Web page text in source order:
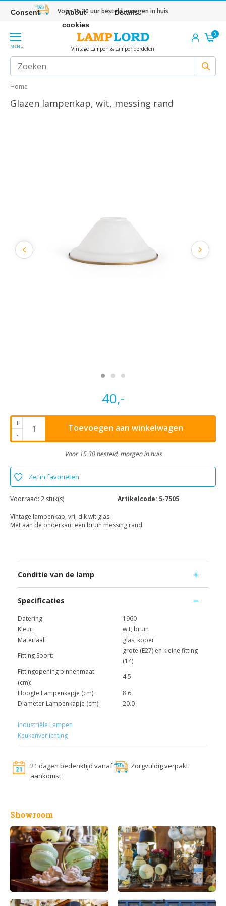
Voor 15.30 uur besteld, morgen in huis
MENU Vintage Lampen & Lamponderdelen
0
Home
Glazen lampenkap, wit, messing rand
40,-
+
-
Toevoegen aan winkelwagen
Voor 15.30 besteld, morgen in huis
Zet in favorieten
Voorraad: 2 stuk(s) Artikelcode: 5-7505
Vintage lampenkap, vrij dik wit glas.
Met aan de onderkant een bruin messing rand.
Conditie van de lamp
Specificaties
Datering:
1960
Kleur:
wit, bruin
Materiaal:
glas, koper
Fitting Soort:
grote (E27) en kleine fitting
(14)
Fittingopening binnenmaat
(cm):
4.5
Hoogte Lampenkapje (cm):
8.6
Diameter Lampenkapje (cm):
20.0
Industriële Lampen
Keukenverlichting
21 dagen bedenktijd vanaf
aankomst
Zorgvuldig verpakt
Showroom
Consent
About
cookies
Details